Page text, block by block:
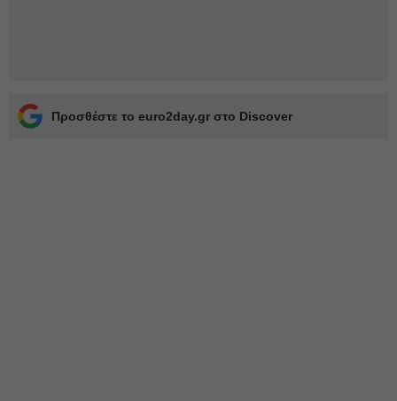
Προσθέστε το euro2day.gr στο Discover